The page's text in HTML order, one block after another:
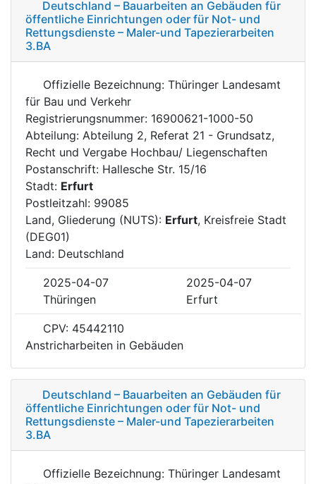
Deutschland – Bauarbeiten an Gebäuden für
öffentliche Einrichtungen oder für Not- und
Rettungsdienste – Maler-und Tapezierarbeiten
3.BA
Offizielle Bezeichnung: Thüringer Landesamt
für Bau und Verkehr
Registrierungsnummer: 16900621-1000-50
Abteilung: Abteilung 2, Referat 21 - Grundsatz,
Recht und Vergabe Hochbau/ Liegenschaften
Postanschrift: Hallesche Str. 15/16
Stadt: Erfurt
Postleitzahl: 99085
Land, Gliederung (NUTS): Erfurt, Kreisfreie Stadt
(DEG01)
Land: Deutschland
2025-04-07
2025-04-07
Thüringen
Erfurt
CPV: 45442110
Anstricharbeiten in Gebäuden
Deutschland – Bauarbeiten an Gebäuden für
öffentliche Einrichtungen oder für Not- und
Rettungsdienste – Maler-und Tapezierarbeiten
3.BA
Offizielle Bezeichnung: Thüringer Landesamt